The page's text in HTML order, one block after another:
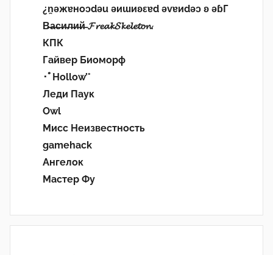
¿n̯ǝжɐноɔdǝu ǝиɯиʚεɐd ǝvɐиdǝɔ ʚ ǝɓГ
В̶а̶с̶и̶л̶и̶й̶ 𝓕𝓻𝓮𝓪𝓴𝓢𝓴𝓮𝓵𝓮𝓽𝓸𝓷.
КПК
Гайвер Биоморф
･ﾟHollow’°
Леди Паук
Owl
Мисс Неизвестность
gamehack
Ангелок
Мастер Фу